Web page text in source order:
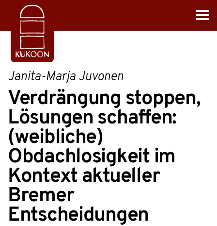
Janita-Marja Juvonen
Verdrängung stoppen,
Lösungen schaffen:
(weibliche)
Obdachlosigkeit im
Kontext aktueller
Bremer
Entscheidungen